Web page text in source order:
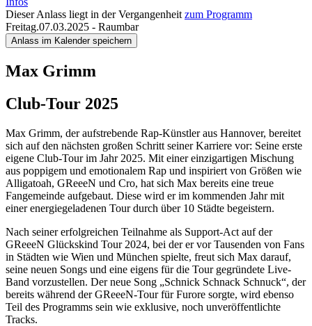
Dieser Anlass liegt in der Vergangenheit zum Programm
Freitag.07.03.2025 - Raumbar
Anlass im Kalender speichern
Max Grimm
Club-Tour 2025
Max Grimm, der aufstrebende Rap-Künstler aus Hannover, bereitet
sich auf den nächsten großen Schritt seiner Karriere vor: Seine erste
eigene Club-Tour im Jahr 2025. Mit einer einzigartigen Mischung
aus poppigem und emotionalem Rap und inspiriert von Größen wie
Alligatoah, GReeeN und Cro, hat sich Max bereits eine treue
Fangemeinde aufgebaut. Diese wird er im kommenden Jahr mit
einer energiegeladenen Tour durch über 10 Städte begeistern.
Nach seiner erfolgreichen Teilnahme als Support-Act auf der
GReeeN Glückskind Tour 2024, bei der er vor Tausenden von Fans
in Städten wie Wien und München spielte, freut sich Max darauf,
seine neuen Songs und eine eigens für die Tour gegründete Live-
Band vorzustellen. Der neue Song „Schnick Schnack Schnuck“, der
bereits während der GReeeN-Tour für Furore sorgte, wird ebenso
Teil des Programms sein wie exklusive, noch unveröffentlichte
Tracks.